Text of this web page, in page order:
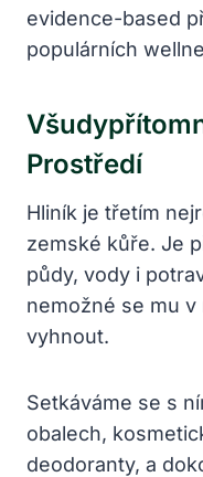
evidence-based
populárních
Prostředí
Hliník je třetím
zemské kůře. Je
půdy, vody i
nemožné se mu
vyhnout.
Setkáváme se s
obalech,
deodoranty, a